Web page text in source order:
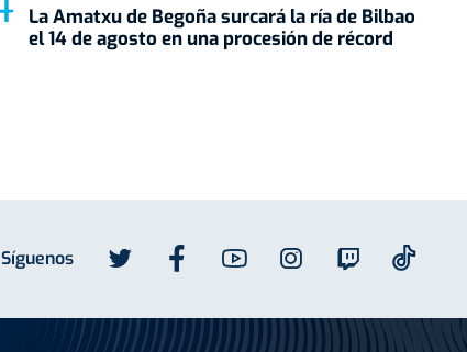
La Amatxu de Begoña surcará la ría de Bilbao
el 14 de agosto en una procesión de récord
Síguenos